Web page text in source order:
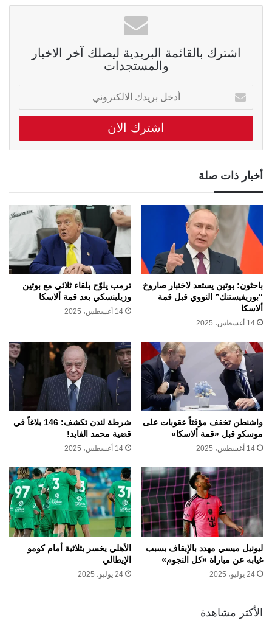
اشترك بالقائمة البريدية ليصلك آخر الاخبار
والمستجدات
أدخل
بريدك
الالكتروني
أخبار ذات صلة
باحثون: بوتين يستعد لاختبار صاروخ
“بوريفيستنك” النووي قبل قمة
ألاسكا
14 أغسطس، 2025
ترمب يلوّح بلقاء ثلاثي مع بوتين
وزيلينسكي بعد قمة ألاسكا
14 أغسطس، 2025
واشنطن تخفف مؤقتاً عقوبات على
موسكو قبل «قمة ألاسكا»
14 أغسطس، 2025
شرطة لندن تكشف: 146 بلاغاً في
قضية محمد الفايد!
14 أغسطس، 2025
ليونيل ميسي مهدد بالإيقاف بسبب
غيابه عن مباراة «كل النجوم»
24 يوليو، 2025
الأهلي يخسر بثلاثية أمام كومو
الإيطالي
24 يوليو، 2025
الأكثر مشاهدة